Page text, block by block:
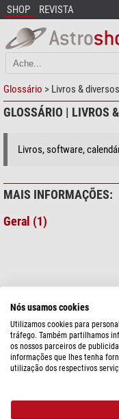
SHOP REVISTA
Glossário > Livros & diversos
GLOSSÁRIO | LIVROS
Livros, software,
MAIS INFORMAÇÕES:
Geral (1)
Nós usamos cookies
Utilizamos cookies para
tráfego. Também partilhamos
os nossos parceiros de
informações que lhes tenha
utilização dos respectivos